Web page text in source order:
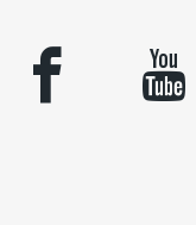
facebook youtube